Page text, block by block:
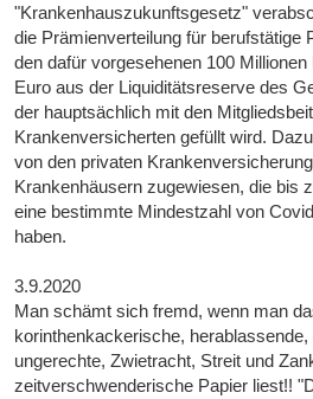
"Krankenhauszukunftsgesetz"
die Prämienverteilung für berufstätige
den dafür vorgesehenen 100
Euro aus der Liquiditätsreserve des
der hauptsächlich mit den
Krankenversicherten gefüllt wird.
von den privaten
Krankenhäusern zugewiesen, die bis
eine bestimmte Mindestzahl von
haben.
3.9.2020
Man schämt sich fremd, wenn man
korinthenkackerische, herablassende,
ungerechte, Zwietracht, Streit und
zeitverschwenderische Papier liest!!